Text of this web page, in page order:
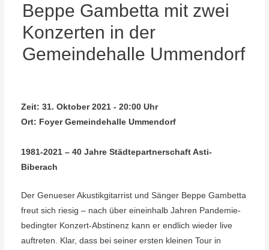
Beppe Gambetta mit zwei
Konzerten in der
Gemeindehalle Ummendorf
Zeit: 31. Oktober 2021 - 20:00 Uhr
Ort: Foyer Gemeindehalle Ummendorf
1981-2021 – 40 Jahre Städtepartnerschaft Asti-
Biberach
Der Genueser Akustikgitarrist und Sänger Beppe Gambetta
freut sich riesig – nach über eineinhalb Jahren Pandemie-
bedingter Konzert-Abstinenz kann er endlich wieder live
auftreten. Klar, dass bei seiner ersten kleinen Tour in